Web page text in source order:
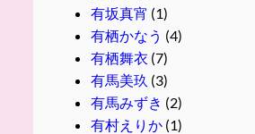
有坂真宵 (1)
有栖かなう (4)
有栖舞衣 (7)
有馬美玖 (3)
有馬みずき (2)
有村えりか(1)